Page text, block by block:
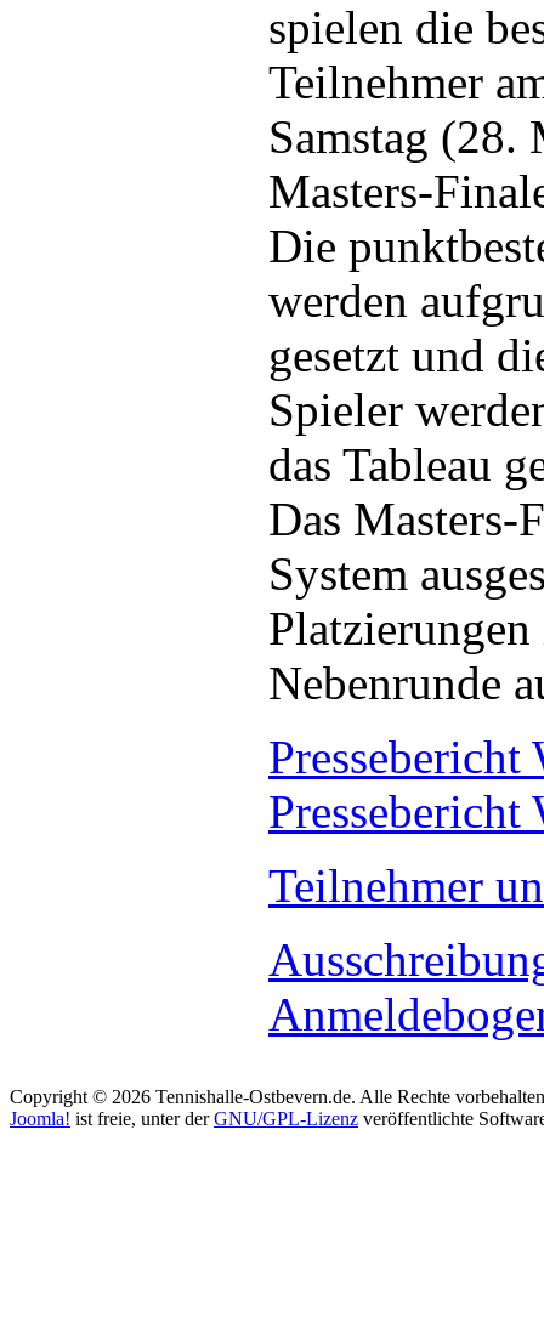
spielen die
Teilnehmer
Samstag (28.
Masters-
Die
werden
gesetzt und
Spieler
das Tableau
Das
System
Nebenrunde
Teilnehmer
Copyright © 2026 Tennishalle-Ostbevern.de. Alle Rechte
Joomla! ist freie, unter derGNU/GPL-Lizenz veröffentlichte